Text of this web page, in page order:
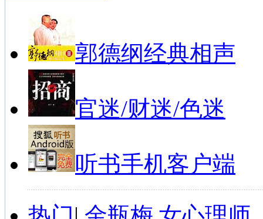
郭德纲经典相声
官迷/财迷/色迷
听书手机客户端